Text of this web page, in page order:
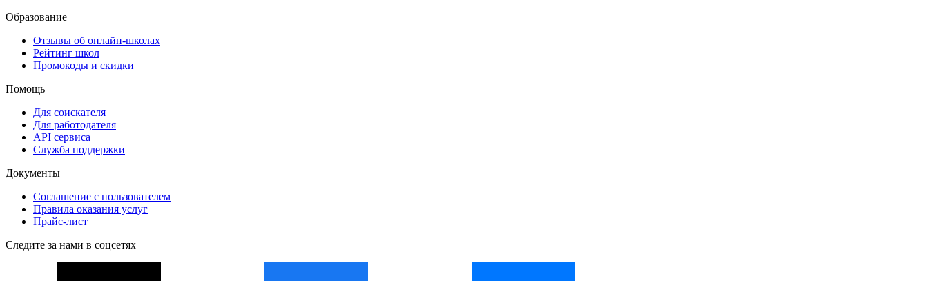
Образование
Отзывы об онлайн-школах
Рейтинг школ
Промокоды и скидки
Помощь
Для соискателя
Для работодателя
API сервиса
Служба поддержки
Документы
Соглашение с пользователем
Правила оказания услуг
Прайс-лист
Следите за нами в соцсетях